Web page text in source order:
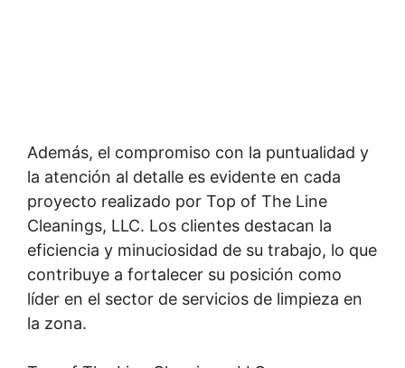
Además, el compromiso con la puntualidad y
la atención al detalle es evidente en cada
proyecto realizado por Top of The Line
Cleanings, LLC. Los clientes destacan la
eficiencia y minuciosidad de su trabajo, lo que
contribuye a fortalecer su posición como
líder en el sector de servicios de limpieza en
la zona.